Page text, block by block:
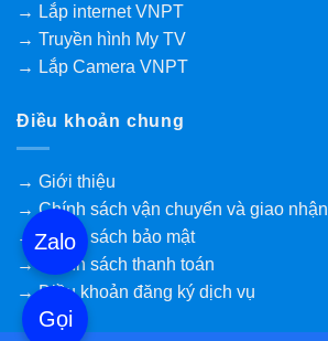
→ Lắp internet VNPT
→ Truyền hình My TV
→ Lắp Camera VNPT
Điều khoản chung
→ Giới thiệu
→ Chính sách vận chuyển và giao nhận
→ Chính sách bảo mật
→ Chính sách thanh toán
→ Điều khoản đăng ký dịch vụ
Zalo
Gọi